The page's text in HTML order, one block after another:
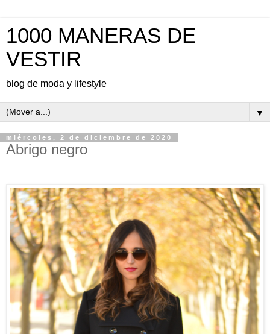
1000 MANERAS DE
VESTIR
blog de moda y lifestyle
▼
miércoles, 2 de diciembre de 2020
Abrigo negro